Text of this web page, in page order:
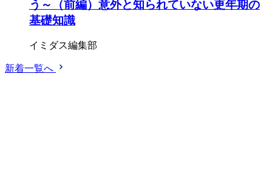
う～（前編）意外と知られていない更年期の
基礎知識
イミダス編集部
新着一覧へ